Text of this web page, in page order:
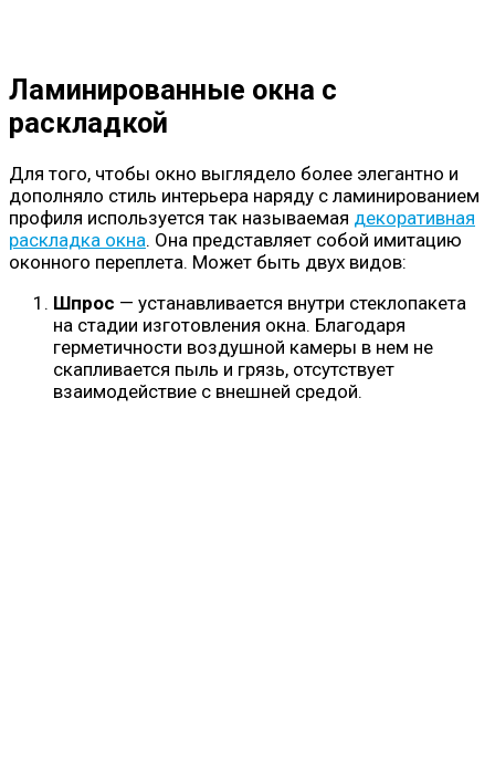
Ламинированные окна с
раскладкой
Для того, чтобы окно выглядело более элегантно и
дополняло стиль интерьера наряду с ламинированием
профиля используется так называемая декоративная
раскладка окна. Она представляет собой имитацию
оконного переплета. Может быть двух видов:
Шпрос — устанавливается внутри стеклопакета
на стадии изготовления окна. Благодаря
герметичности воздушной камеры в нем не
скапливается пыль и грязь, отсутствует
взаимодействие с внешней средой.